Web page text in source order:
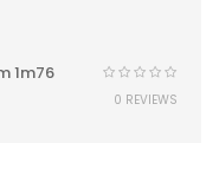
1m76
0 REVIEWS